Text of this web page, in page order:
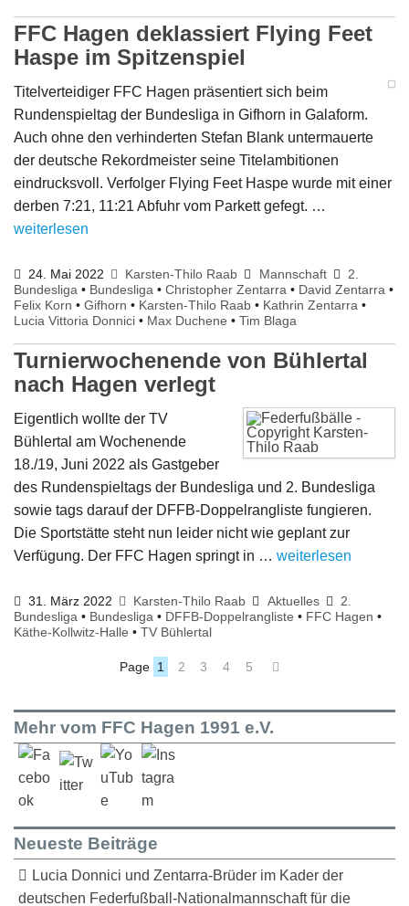
FFC Hagen deklassiert Flying Feet
Haspe im Spitzenspiel
Titelverteidiger FFC Hagen präsentiert sich beim
Rundenspieltag der Bundesliga in Gifhorn in Galaform.
Auch ohne den verhinderten Stefan Blank untermauerte
der deutsche Rekordmeister seine Titelambitionen
eindrucksvoll. Verfolger Flying Feet Haspe wurde mit einer
derben 7:21, 11:21 Abfuhr vom Parkett gefegt. …
weiterlesen
24. Mai 2022 Karsten-Thilo Raab Mannschaft
2.
Bundesliga • Bundesliga • Christopher Zentarra • David Zentarra •
Felix Korn • Gifhorn • Karsten-Thilo Raab • Kathrin Zentarra •
Lucia Vittoria Donnici • Max Duchene • Tim Blaga
Turnierwochenende von Bühlertal
nach Hagen verlegt
Eigentlich wollte der TV
Bühlertal am Wochenende
18./19, Juni 2022 als Gastgeber
des Rundenspieltags der Bundesliga und 2. Bundesliga
sowie tags darauf der DFFB-Doppelrangliste fungieren.
Die Sportstätte steht nun leider nicht wie geplant zur
Verfügung. Der FFC Hagen springt in … weiterlesen
31. März 2022 Karsten-Thilo Raab Aktuelles
2.
Bundesliga • Bundesliga • DFFB-Doppelrangliste • FFC Hagen •
Käthe-Kollwitz-Halle • TV Bühlertal
Page 1 2 3 4 5
Mehr vom FFC Hagen 1991 e.V.
Neueste Beiträge
Lucia Donnici und Zentarra-Brüder im Kader der
deutschen Federfußball-Nationalmannschaft für die